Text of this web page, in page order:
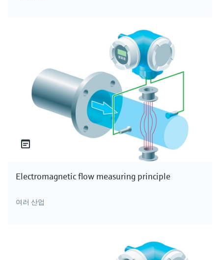
Electromagnetic flow measuring principle
여러 산업